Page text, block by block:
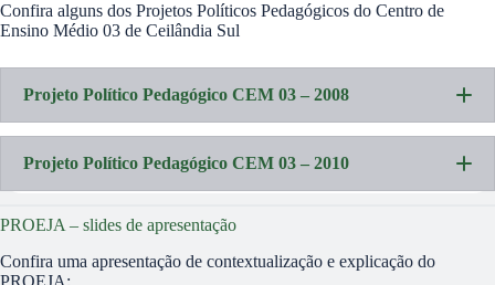
Confira alguns dos Projetos Políticos Pedagógicos do Centro de
Ensino Médio 03 de Ceilândia Sul
Projeto Político Pedagógico CEM 03 – 2008
Projeto Político Pedagógico CEM 03 – 2010
PROEJA – slides de apresentação
Confira uma apresentação de contextualização e explicação do